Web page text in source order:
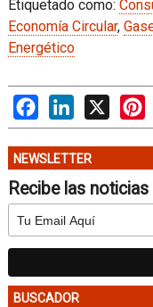
Etiquetado como:
Economía Circular,
Energético
FacebookLinkedIn
X
NEWSLETTER
Recibe las
BUSCADOR